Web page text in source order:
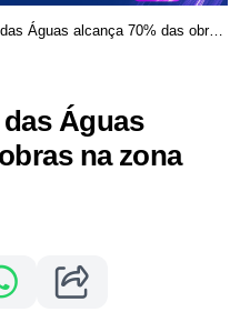
Águas alcança 70% das obras
Águas
na zona